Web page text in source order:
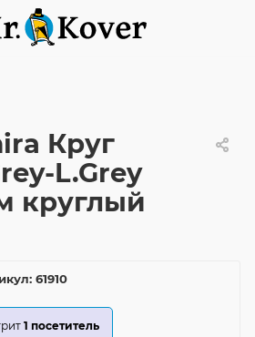
Круг
L.Grey
круглый
61910
1 посетитель